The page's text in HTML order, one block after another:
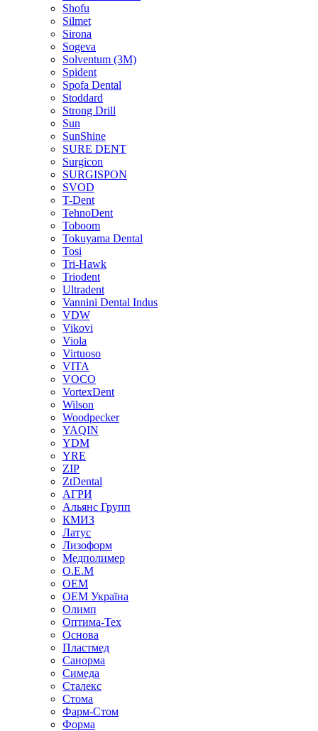
Shofu
Silmet
Sirona
Sogeva
Solventum (3M)
Spident
Spofa Dental
Stoddard
Strong Drill
Sun
SunShine
SURE DENT
Surgicon
SURGISPON
SVOD
T-Dent
TehnoDent
Toboom
Tokuyama Dental
Tosi
Tri-Hawk
Triodent
Ultradent
Vannini Dental Indus
VDW
Vikovi
Viola
Virtuoso
VITA
VOCO
VortexDent
Wilson
Woodpecker
YAQIN
YDM
YRE
ZIP
ZtDental
АГРИ
Альянс Групп
КМИЗ
Латус
Лизоформ
Медполимер
О.Е.М
ОЕМ
ОЕМ Україна
Олимп
Оптима-Тех
Основа
Пластмед
Санорма
Симеда
Сталекс
Стома
Фарм-Стом
Форма